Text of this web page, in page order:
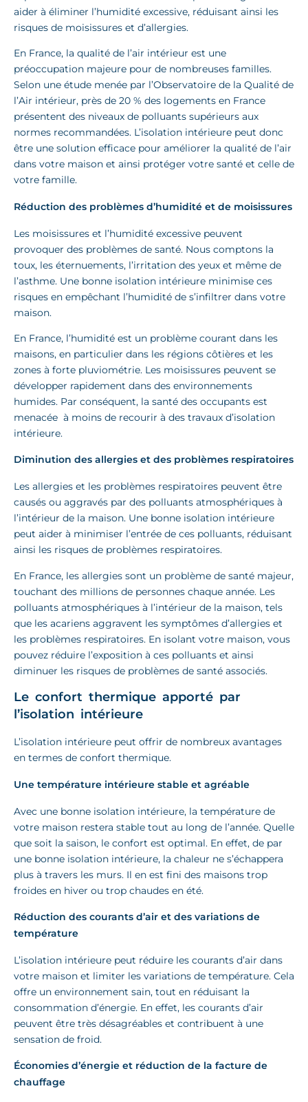
aider à éliminer l’humidité excessive, réduisant ainsi les
risques de moisissures et d’allergies.
En France, la qualité de l’air intérieur est une
préoccupation majeure pour de nombreuses familles.
Selon une étude menée par l’Observatoire de la Qualité de
l’Air intérieur, près de 20 % des logements en France
présentent des niveaux de polluants supérieurs aux
normes recommandées. L’isolation intérieure peut donc
être une solution efficace pour améliorer la qualité de l’air
dans votre maison et ainsi protéger votre santé et celle de
votre famille.
Réduction des problèmes d’humidité et de moisissures
Les moisissures et l’humidité excessive peuvent
provoquer des problèmes de santé. Nous comptons la
toux, les éternuements, l’irritation des yeux et même de
l’asthme. Une bonne isolation intérieure minimise ces
risques en empêchant l’humidité de s’infiltrer dans votre
maison.
En France, l’humidité est un problème courant dans les
maisons, en particulier dans les régions côtières et les
zones à forte pluviométrie. Les moisissures peuvent se
développer rapidement dans des environnements
humides. Par conséquent, la santé des occupants est
menacée à moins de recourir à des travaux d’isolation
intérieure.
Diminution des allergies et des problèmes respiratoires
Les allergies et les problèmes respiratoires peuvent être
causés ou aggravés par des polluants atmosphériques à
l’intérieur de la maison. Une bonne isolation intérieure
peut aider à minimiser l’entrée de ces polluants, réduisant
ainsi les risques de problèmes respiratoires.
En France, les allergies sont un problème de santé majeur,
touchant des millions de personnes chaque année. Les
polluants atmosphériques à l’intérieur de la maison, tels
que les acariens aggravent les symptômes d’allergies et
les problèmes respiratoires. En isolant votre maison, vous
pouvez réduire l’exposition à ces polluants et ainsi
diminuer les risques de problèmes de santé associés.
Le confort thermique apporté par
l’isolation intérieure
L’isolation intérieure peut offrir de nombreux avantages
en termes de confort thermique.
Une température intérieure stable et agréable
Avec une bonne isolation intérieure, la température de
votre maison restera stable tout au long de l’année. Quelle
que soit la saison, le confort est optimal. En effet, de par
une bonne isolation intérieure, la chaleur ne s’échappera
plus à travers les murs. Il en est fini des maisons trop
froides en hiver ou trop chaudes en été.
Réduction des courants d’air et des variations de
température
L’isolation intérieure peut réduire les courants d’air dans
votre maison et limiter les variations de température. Cela
offre un environnement sain, tout en réduisant la
consommation d’énergie. En effet, les courants d’air
peuvent être très désagréables et contribuent à une
sensation de froid.
Économies d’énergie et réduction de la facture de
chauffage